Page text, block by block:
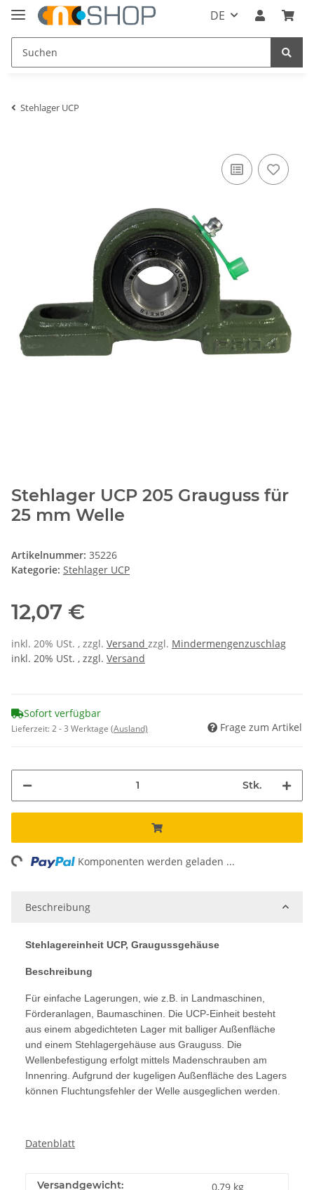
DE
Stehlager UCP
Stehlager UCP 205 Grauguss für
25 mm Welle
Artikelnummer: 35226
Kategorie: Stehlager UCP
12,07 €
inkl. 20% USt. , zzgl. Versand zzgl. Mindermengenzuschlag
inkl. 20% USt. , zzgl. Versand
Sofort verfügbar
Lieferzeit:2 - 3 Werktage (Ausland) Frage zum Artikel
Stk.
Komponenten werden geladen ...
Beschreibung
Stehlagereinheit UCP, Graugussgehäuse
Beschreibung
Für einfache Lagerungen, wie z.B. in Landmaschinen,
Förderanlagen, Baumaschinen. Die UCP-Einheit besteht
aus einem abgedichteten Lager mit balliger Außenfläche
und einem Stehlagergehäuse aus Grauguss. Die
Wellenbefestigung erfolgt mittels Madenschrauben am
Innenring. Aufgrund der kugeligen Außenfläche des Lagers
können Fluchtungsfehler der Welle ausgeglichen werden.
Datenblatt
Versandgewicht: 0,79 kg